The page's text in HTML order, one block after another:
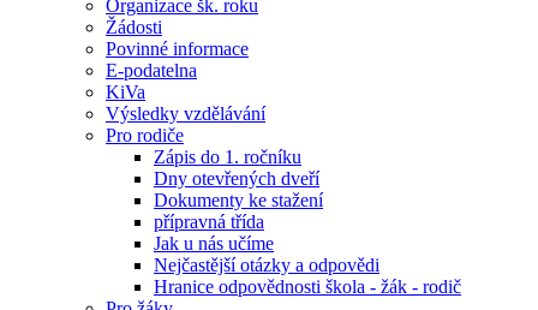
Organizace šk. roku
Žádosti
Povinné informace
E-podatelna
KiVa
Výsledky vzdělávání
Pro rodiče
Zápis do 1. ročníku
Dny otevřených dveří
Dokumenty ke stažení
přípravná třída
Jak u nás učíme
Nejčastější otázky a odpovědi
Hranice odpovědnosti škola - žák - rodič